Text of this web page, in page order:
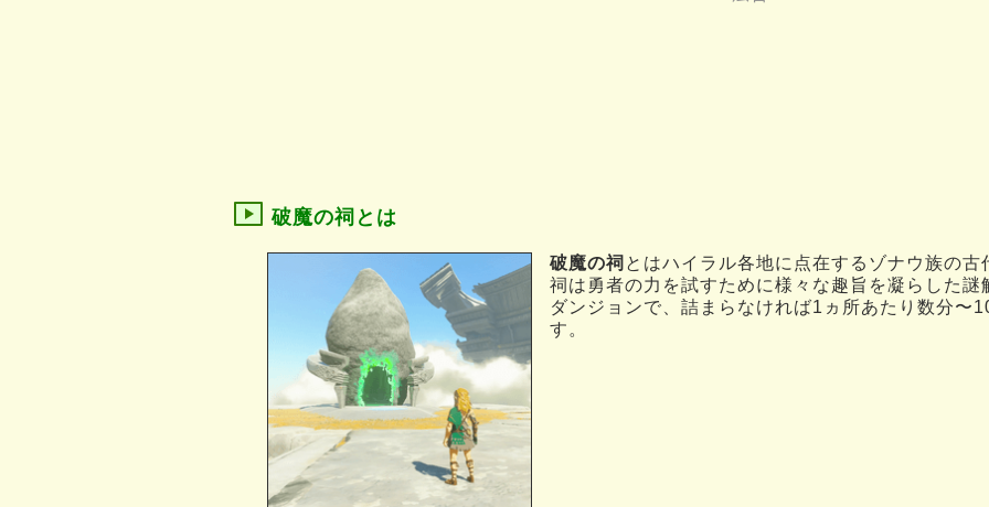
破魔の祠とは
破魔の祠 とはハイラル各地に点在するゾナウ族の古
祠は勇者の力を試すために様々な趣旨を凝らした謎
ダンジョンで、詰まらなければ1ヵ所あたり数分〜
す。